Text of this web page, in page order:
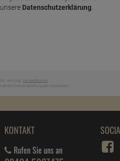
Datenschutzerklärung.
und zzgl. Versandkosten
Preisempfehlung des Herstellers
KONTAKT
Rufen Sie uns an